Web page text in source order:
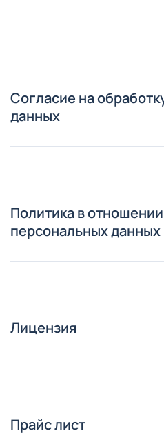
Согласие на
данных
Политика в
персональных данных
Лицензия
Прайс лист